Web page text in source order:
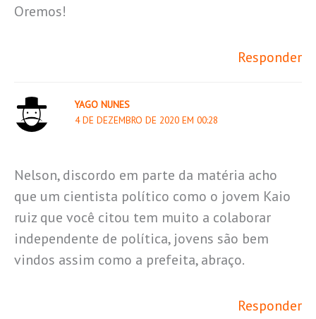
Oremos!
Responder
YAGO NUNES
4 DE DEZEMBRO DE 2020 EM 00:28
Nelson, discordo em parte da matéria acho
que um cientista político como o jovem Kaio
ruiz que você citou tem muito a colaborar
independente de política, jovens são bem
vindos assim como a prefeita, abraço.
Responder